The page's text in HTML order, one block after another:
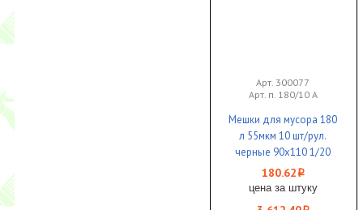
Арт. 300077
Арт. п. 180/10 А
Мешки для мусора 180
л 55мкм 10 шт/рул.
черные 90х110 1/20
180.62 i
цена за штуку